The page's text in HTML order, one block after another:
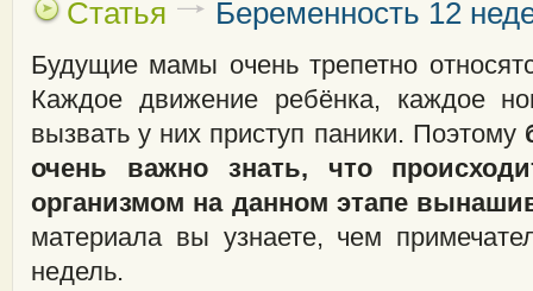
Статья Беременность 12
Будущие мамы очень трепетно
Каждое движение ребёнка, каждое
вызвать у них приступ паники. Поэтому
очень важно знать, что
организмом на данном этапе
материала вы узнаете, чем
недель.